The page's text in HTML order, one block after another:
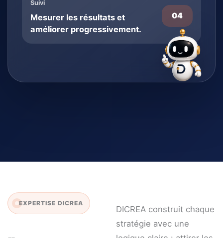
Suivi
Mesurer les résultats et
améliorer progressivement.
04
EXPERTISE DICREA
DICREA construit chaque
stratégie avec une